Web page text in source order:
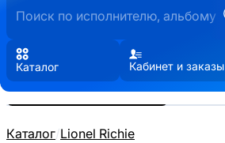
Каталог Кабинет и заказы
Каталог/Lionel Richie
Реальные фото пластинки.
Нажмите, чтобы увеличить